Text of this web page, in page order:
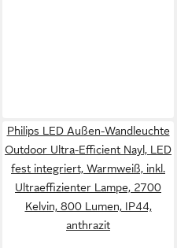
Philips LED Außen-Wandleuchte
Outdoor Ultra-Efficient Nayl, LED
fest integriert, Warmweiß, inkl.
Ultraeffizienter Lampe, 2700
Kelvin, 800 Lumen, IP44,
anthrazit